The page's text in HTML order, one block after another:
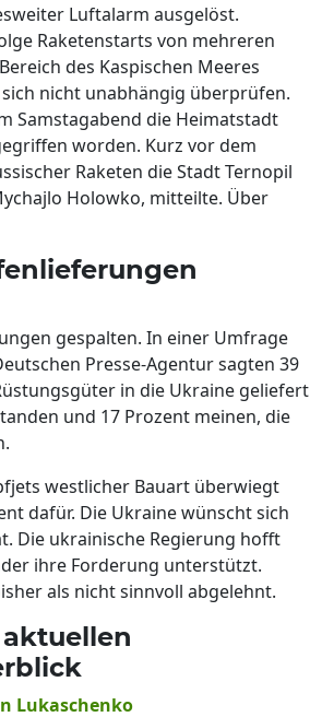
Luftalarm ausgelöst.
Raketenstarts von mehreren
des Kaspischen Meeres
nicht unabhängig überprüfen.
Samstagabend die Heimatstadt
worden. Kurz vor dem
Raketen die Stadt Ternopil
Holowko, mitteilte. Über
gespalten. In einer Umfrage
Presse-Agentur sagten 39
in die Ukraine geliefert
und 17 Prozent meinen, die
westlicher Bauart überwiegt
dafür. Die Ukraine wünscht sich
Die ukrainische Regierung hofft
ihre Forderung unterstützt.
als nicht sinnvoll abgelehnt.
Lukaschenko